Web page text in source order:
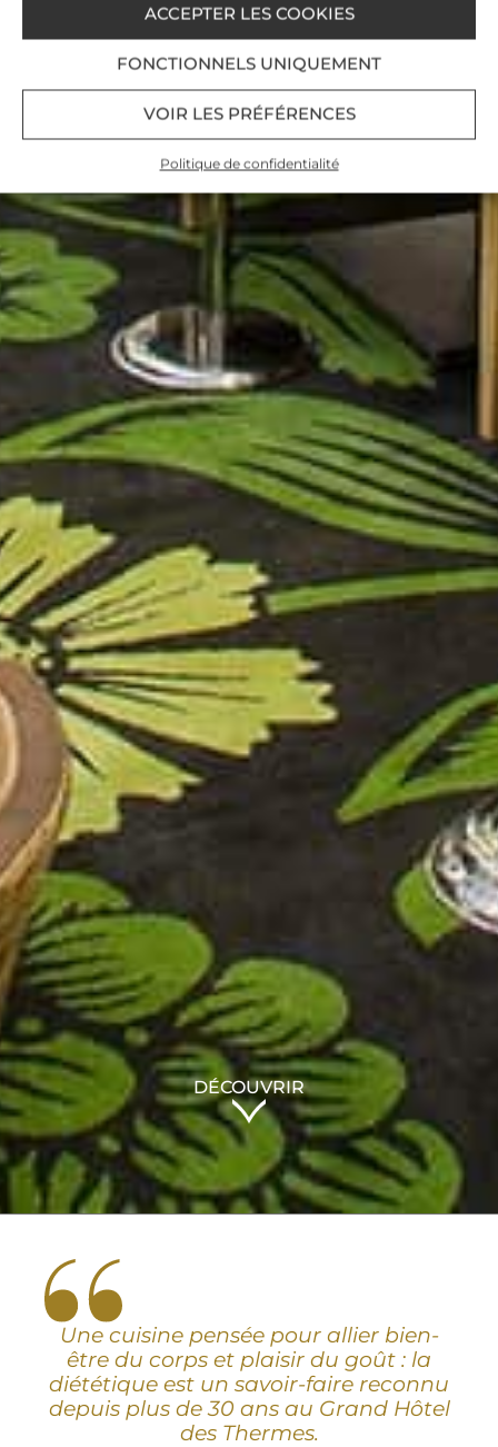
ACCEPTER LES COOKIES
FONCTIONNELS UNIQUEMENT
VOIR LES PRÉFÉRENCES
Politique de confidentialité
DÉCOUVRIR
Une cuisine pensée pour allier bien-
être du corps et plaisir du goût : la
diététique est un savoir-faire reconnu
depuis plus de 30 ans au Grand Hôtel
des Thermes.